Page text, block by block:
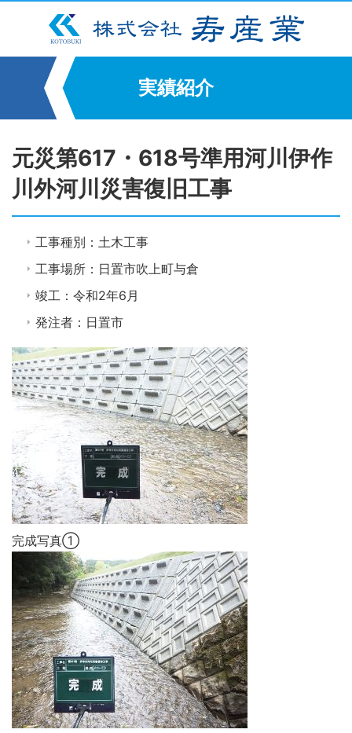
実績紹介
元災第617・618号準用河川伊作
川外河川災害復旧工事
工事種別：土木工事
工事場所：日置市吹上町与倉
竣工：令和2年6月
発注者：日置市
完成写真①